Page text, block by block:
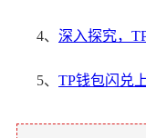
4、 深入探究，
5、 TP钱包闪兑